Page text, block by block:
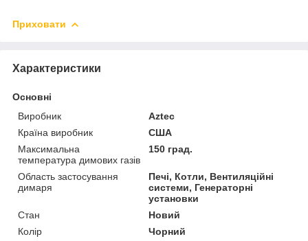
Приховати
Характеристики
Основні
Виробник
Aztec
Країна виробник
США
Максимальна
температура димових газів
150 град.
Область застосування
димаря
Печі, Котли, Вентиляційні
системи, Генераторні
установки
Стан
Новий
Колір
Чорний